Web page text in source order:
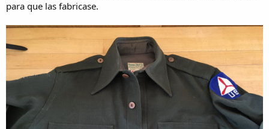
para que las fabricase.